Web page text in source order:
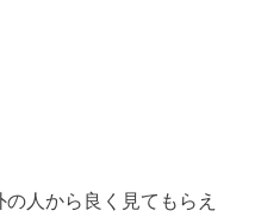
人から良く見てもらえ